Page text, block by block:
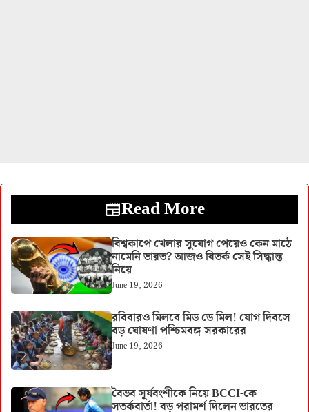
Read More
বিশ্বকাপে খেলার সুযোগ পেয়েও কেন মাঠে
নামেনি ভারত? আজও বিতর্ক সেই সিদ্ধান্ত
নিয়ে
June 19, 2026
রবিবারও মিলবে মিড ডে মিল! যোগ দিবসে
বড় ঘোষণা পশ্চিমবঙ্গ সরকারের
June 19, 2026
বৈভব সূর্যবংশীকে নিয়ে BCCI-কে
সতর্কবার্তা! বড় পরামর্শ দিলেন ভারতের